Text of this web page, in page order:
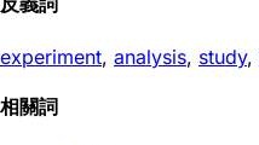
experiment, analysis, study,
相關詞